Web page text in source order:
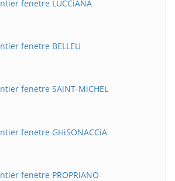
fenetre LUCCiANA
fenetre BELLEU
fenetre SAiNT-MiCHEL
fenetre GHiSONACCiA
fenetre PROPRiANO